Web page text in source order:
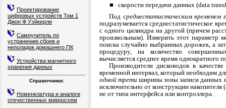
Проектирование
цифровых устройств Том 1
Джон Ф Уэйкерли
Самоучитель по
устранению сбоев и
неполадок домашнего ПК
Устройства магнитного
хранения данных
Справочники:
Номенклатура и аналоги
отечественных микросхем
■ скорости передачи данных (data
Под среднестатистическим временем
под­разумевается среднестатистическое
с одно­го цилиндра на другой (причем
произволь­ным). Измерить этот параметр
поиска случай­но выбранных дорожек, а
процедуру, на количество
вычисляется среднее время однократного
Производители дисководов в
времен­ной интервал, который необходим
одной третиширины зоны записи данных
исключи­тельно от конструкции
не от типа интерфейса или контроллера.